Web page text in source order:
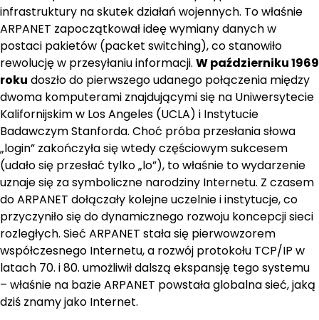
infrastruktury na skutek działań wojennych. To właśnie
ARPANET zapoczątkował ideę wymiany danych w
postaci pakietów (packet switching), co stanowiło
rewolucję w przesyłaniu informacji. W październiku 1969
roku doszło do pierwszego udanego połączenia między
dwoma komputerami znajdującymi się na Uniwersytecie
Kalifornijskim w Los Angeles (UCLA) i Instytucie
Badawczym Stanforda. Choć próba przesłania słowa
„login” zakończyła się wtedy częściowym sukcesem
(udało się przesłać tylko „lo”), to właśnie to wydarzenie
uznaje się za symboliczne narodziny Internetu. Z czasem
do ARPANET dołączały kolejne uczelnie i instytucje, co
przyczyniło się do dynamicznego rozwoju koncepcji sieci
rozległych. Sieć ARPANET stała się pierwowzorem
współczesnego Internetu, a rozwój protokołu TCP/IP w
latach 70. i 80. umożliwił dalszą ekspansję tego systemu
– właśnie na bazie ARPANET powstała globalna sieć, jaką
dziś znamy jako Internet.